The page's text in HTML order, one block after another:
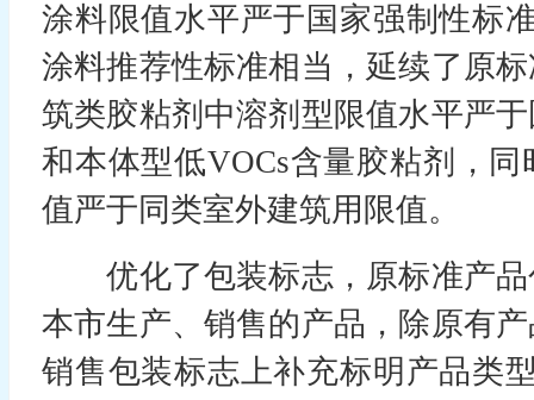
涂料限值水平严于国家强制性标
涂料推荐性标准相当，延续了原
筑类胶粘剂中溶剂型限值水平严
和本体型低VOCs含量胶粘剂，
值严于同类室外建筑用限值。
优化了包装标志，原标准产品
本市生产、销售的产品，除原有
销售包装标志上补充标明产品类